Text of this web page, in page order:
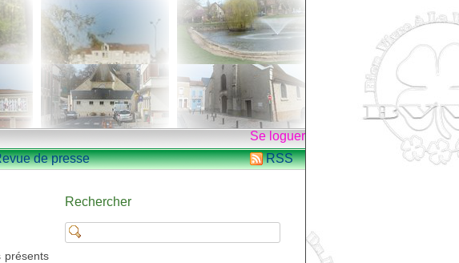
Se loguer
de presse RSS
présents
Rechercher